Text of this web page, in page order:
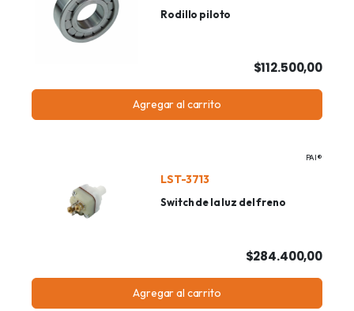
Rodillo piloto
$112.500,00
Agregar al carrito
PAI®
LST-3713
Switch de la luz del freno
$284.400,00
Agregar al carrito